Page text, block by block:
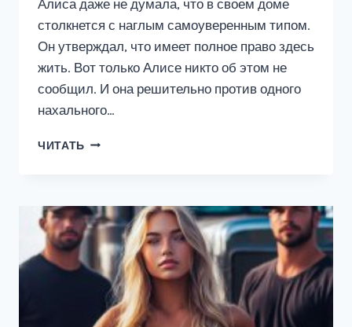
Алиса даже не думала, что в своем доме
столкнется с наглым самоуверенным типом.
Он утверждал, что имеет полное право здесь
жить. Вот только Алисе никто об этом не
сообщил. И она решительно против одного
нахального…
ЧИТАТЬ ЛЕТО,
В
ПРИДАЧУ